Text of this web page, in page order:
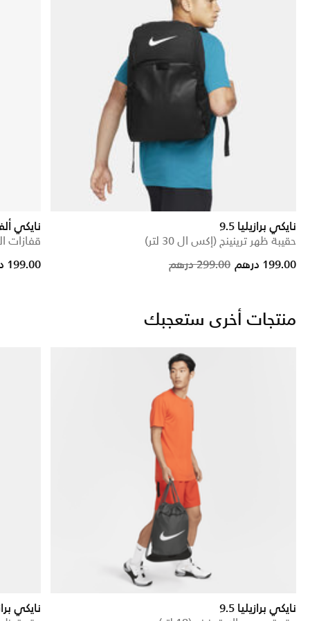
نايكي برازيليا 9.5
حقيبة ظهر ترينينج (إكس ال 30 لتر)
Price reduced299.00 درهم to 199.00 درهم
نايكي
قفازات
199.00 درهم
منتجات أخرى ستعجبك
نايكي برازيليا 9.5
نايكي